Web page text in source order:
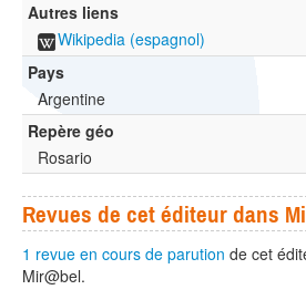
Autres liens
Wikipedia (espagnol)
Pays
Argentine
Repère géo
Rosario
Revues de cet éditeur dans
1 revue en cours de parution de cet
Mir@bel.